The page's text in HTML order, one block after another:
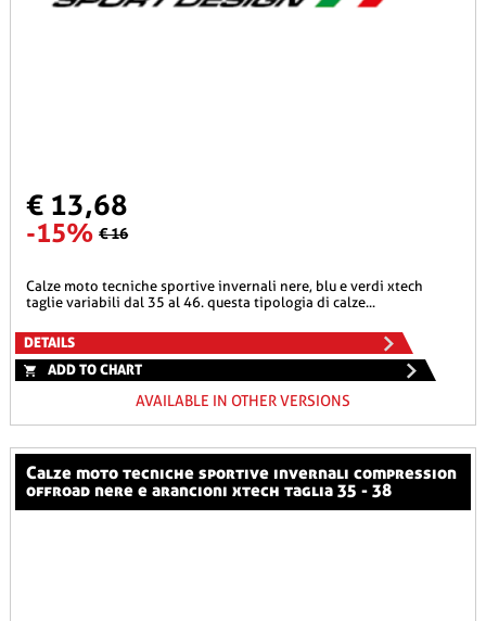
€ 13,68
-15% € 16
calze moto tecniche sportive invernali nere, blu e verdi xtech
taglie variabili dal 35 al 46. questa tipologia di calze...
DETAILS
ADD TO CHART
AVAILABLE IN OTHER VERSIONS
calze moto tecniche sportive invernali compression
offroad nere e arancioni xtech taglia 35 - 38